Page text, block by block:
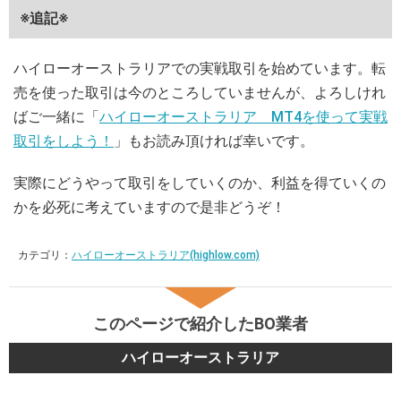
※追記※
ハイローオーストラリアでの実戦取引を始めています。転
売を使った取引は今のところしていませんが、よろしけれ
ばご一緒に「ハイローオーストラリア MT4を使って実戦
取引をしよう！
」もお読み頂ければ幸いです。
実際にどうやって取引をしていくのか、利益を得ていくの
かを必死に考えていますので是非どうぞ！
カテゴリ： ハイローオーストラリア(highlow.com)
このページで紹介したBO業者
ハイローオーストラリア